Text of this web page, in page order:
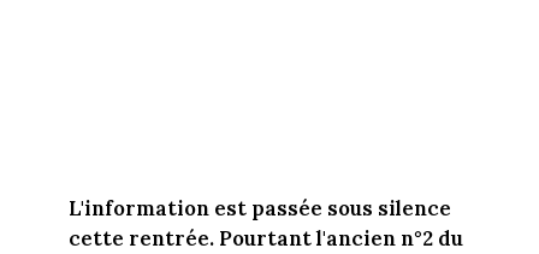
L'information est passée sous silence
cette rentrée. Pourtant l'ancien n°2 du